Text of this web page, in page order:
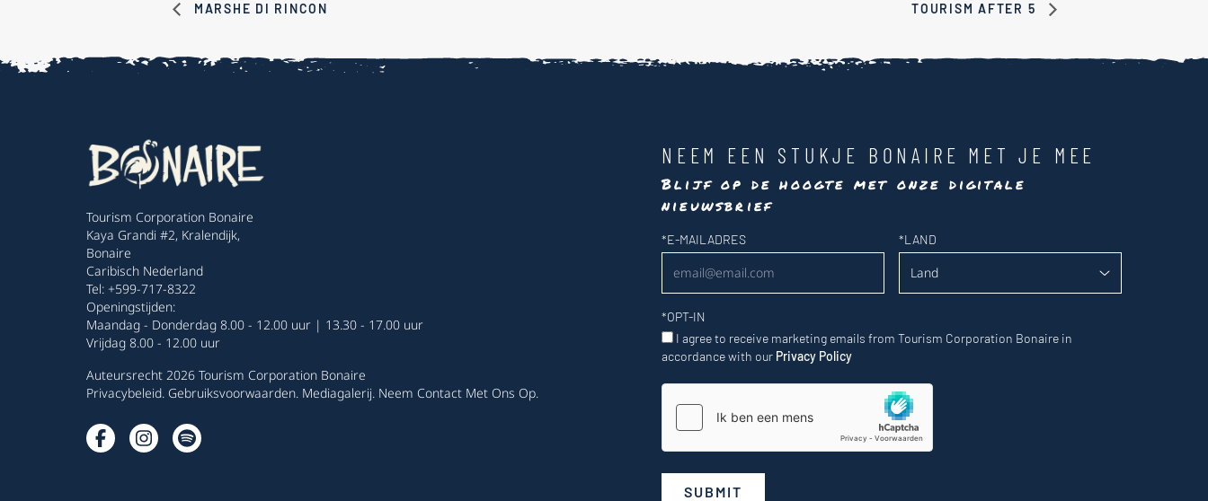
MARSHE DI RINCON TOURISM AFTER 5
Tourism Corporation Bonaire
Kaya Grandi #2, Kralendijk,
Bonaire
Caribisch Nederland
Tel: +599-717-8322
Openingstijden:
Maandag - Donderdag 8.00 - 12.00 uur | 13.30 - 17.00 uur
Vrijdag 8.00 - 12.00 uur
Auteursrecht 2026 Tourism Corporation Bonaire
Privacybeleid. Gebruiksvoorwaarden. Mediagalerij. Neem Contact Met Ons Op.
NEEM EEN STUKJE BONAIRE MET JE MEE
Blijf op de hoogte met onze digitale
nieuwsbrief
Nieuwsbrief
*E-MAILADRES *LAND
*OPT-IN
I agree to receive marketing emails from Tourism Corporation Bonaire in
accordance with our Privacy Policy
SUBMIT